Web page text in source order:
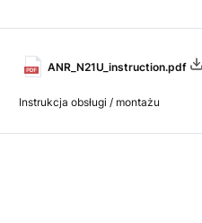
ANR_N21U_instruction.pdf
Instrukcja obsługi / montażu